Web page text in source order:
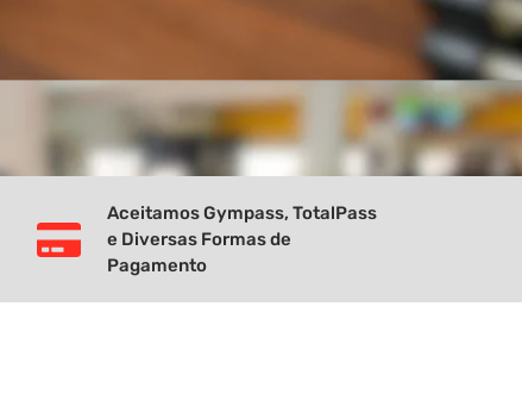
Aceitamos Gympass, TotalPass
e Diversas Formas de
Pagamento